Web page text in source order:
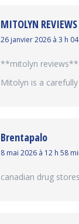
MITOLYN REVIEWS
dit
26 janvier 2026 à 3 h
**mitolyn reviews**
Mitolyn is a
Brentapalo
dit
8 mai 2026 à 12 h 58
canadian drug stores